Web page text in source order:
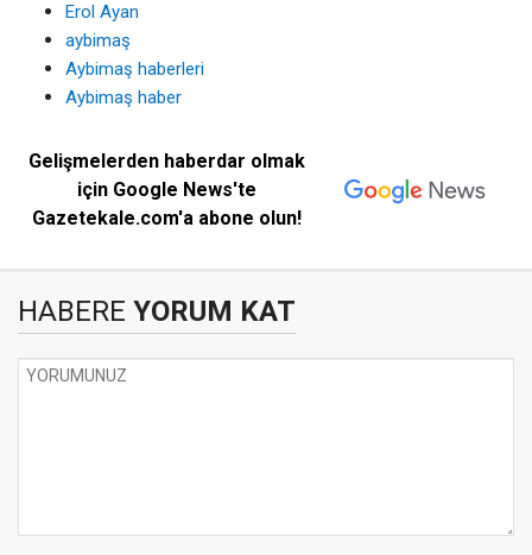
Erol Ayan
aybimaş
Aybimaş haberleri
Aybimaş haber
Gelişmelerden haberdar olmak
için Google News'te
Gazetekale.com'a abone olun!
HABERE YORUM KAT